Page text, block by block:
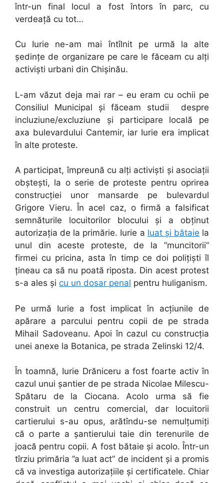
într-un final locul a fost întors în parc, cu
verdeață cu tot…
Cu Iurie ne-am mai întîlnit pe urmă la alte
ședințe de organizare pe care le făceam cu alți
activiști urbani din Chișinău.
L-am văzut deja mai rar – eu eram cu ochii pe
Consiliul Municipal și făceam studii despre
incluziune/excluziune și participare locală pe
axa bulevardului Cantemir, iar Iurie era implicat
în alte proteste.
A participat, împreună cu alți activiști și asociații
obștești, la o serie de proteste pentru oprirea
construcției unor mansarde pe bulevardul
Grigore Vieru. În acel caz, o firmă a falsificat
semnăturile locuitorilor blocului și a obținut
autorizația de la primărie. Iurie a luat și bătaie la
unul din aceste proteste, de la ”muncitorii”
firmei cu pricina, asta în timp ce doi polițiști îl
țineau ca să nu poată riposta. Din acest protest
s-a ales și cu un dosar penal pentru huliganism.
Pe urmă Iurie a fost implicat în acțiunile de
apărare a parcului pentru copii de pe strada
Mihail Sadoveanu. Apoi în cazul cu construcția
unei anexe la Botanica, pe strada Zelinski 12/4.
În toamnă, Iurie Drăniceru a fost foarte activ în
cazul unui șantier de pe strada Nicolae Milescu-
Spătaru de la Ciocana. Acolo urma să fie
construit un centru comercial, dar locuitorii
cartierului s-au opus, arătîndu-se nemulțumiți
că o parte a șantierului taie din terenurile de
joacă pentru copii. A fost bătaie și acolo. Într-un
tîrziu primăria ”a luat act” de incident și a promis
că va investiga autorizațiile și certificatele. Chiar